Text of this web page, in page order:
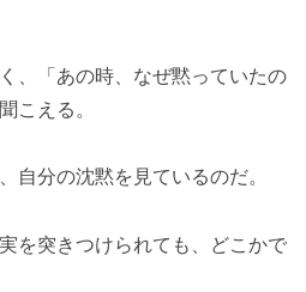
、「あの時、なぜ黙っていたの
こえる。
自分の沈黙を見ているのだ。
を突きつけられても、どこかで